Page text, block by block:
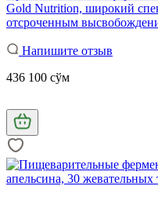
Gold Nutrition, широкий
отсроченным
Напишите отзыв
436 100 сўм